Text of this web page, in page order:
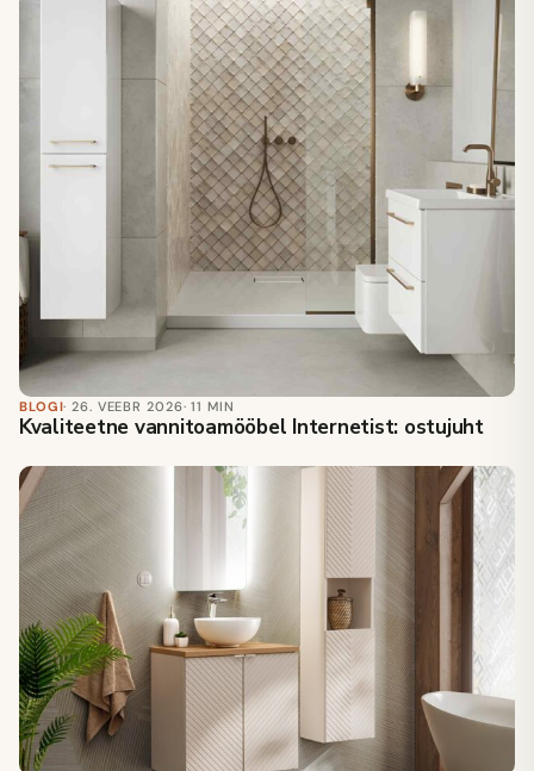
BLOGI· 26. VEEBR 2026· 11 MIN
Kvaliteetne vannitoamööbel Internetist: ostujuht